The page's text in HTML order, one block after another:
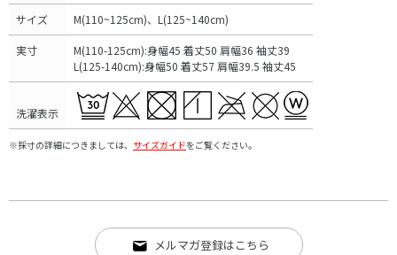
サイズ M(110~125cm)、L(125~140cm)
実寸
M(110-125cm):身幅45 着丈50 肩幅36 袖丈39
L(125-140cm):身幅50 着丈57 肩幅39.5 袖丈45
洗濯表示
※採寸の詳細につきましては、 サイズガイドをご覧ください。
メルマガ登録はこちら